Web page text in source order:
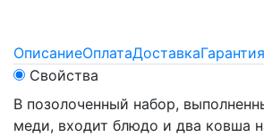
ОписаниеОплатаДоставкаГарантия
Свойства
В позолоченный набор,
меди, входит блюдо и два ковша